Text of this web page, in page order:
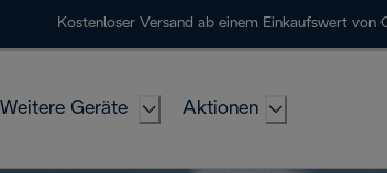
Kostenloser Versand ab einem Einkaufswert von
Weitere Geräte Aktionen